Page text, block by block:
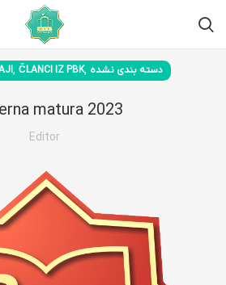
, ČLANCI IZ PBK, دسته بندی نشده
matura 2023
Editor